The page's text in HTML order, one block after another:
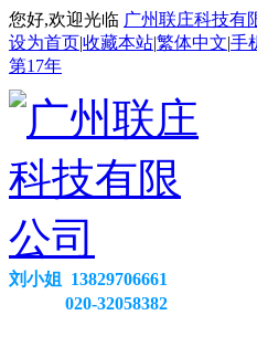
您好,欢迎光临 广州联庄科技有
设为首页|收藏本站|繁体中文|手
第17年
刘小姐 13829706661
020-32058382